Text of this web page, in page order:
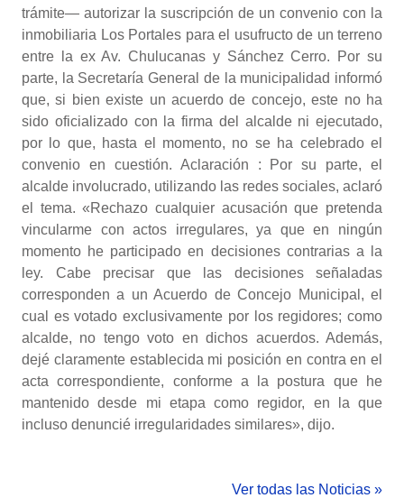
trámite— autorizar la suscripción de un convenio con la
inmobiliaria Los Portales para el usufructo de un terreno
entre la ex Av. Chulucanas y Sánchez Cerro. Por su
parte, la Secretaría General de la municipalidad informó
que, si bien existe un acuerdo de concejo, este no ha
sido oficializado con la firma del alcalde ni ejecutado,
por lo que, hasta el momento, no se ha celebrado el
convenio en cuestión. Aclaración : Por su parte, el
alcalde involucrado, utilizando las redes sociales, aclaró
el tema. «Rechazo cualquier acusación que pretenda
vincularme con actos irregulares, ya que en ningún
momento he participado en decisiones contrarias a la
ley. Cabe precisar que las decisiones señaladas
corresponden a un Acuerdo de Concejo Municipal, el
cual es votado exclusivamente por los regidores; como
alcalde, no tengo voto en dichos acuerdos. Además,
dejé claramente establecida mi posición en contra en el
acta correspondiente, conforme a la postura que he
mantenido desde mi etapa como regidor, en la que
incluso denuncié irregularidades similares», dijo.
Ver todas las Noticias »